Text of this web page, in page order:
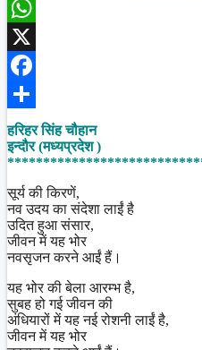
WhatsApp
X
Facebook
Share
हरिहर सिंह चौहान
इन्दौर (मध्यप्रदेश )
सूर्य की किरणें,
नव उदय का संदेशा लाईं है
उदित हुआ संसार,
जीवन में यह भोर
नवसृजन करने आईं हैं।
यह भोर की बेला आरम्भ है,
सुबह हो गई जीवन की
अंधियारों में यह नई रोशनी लाईं है,
जीवन में यह भोर